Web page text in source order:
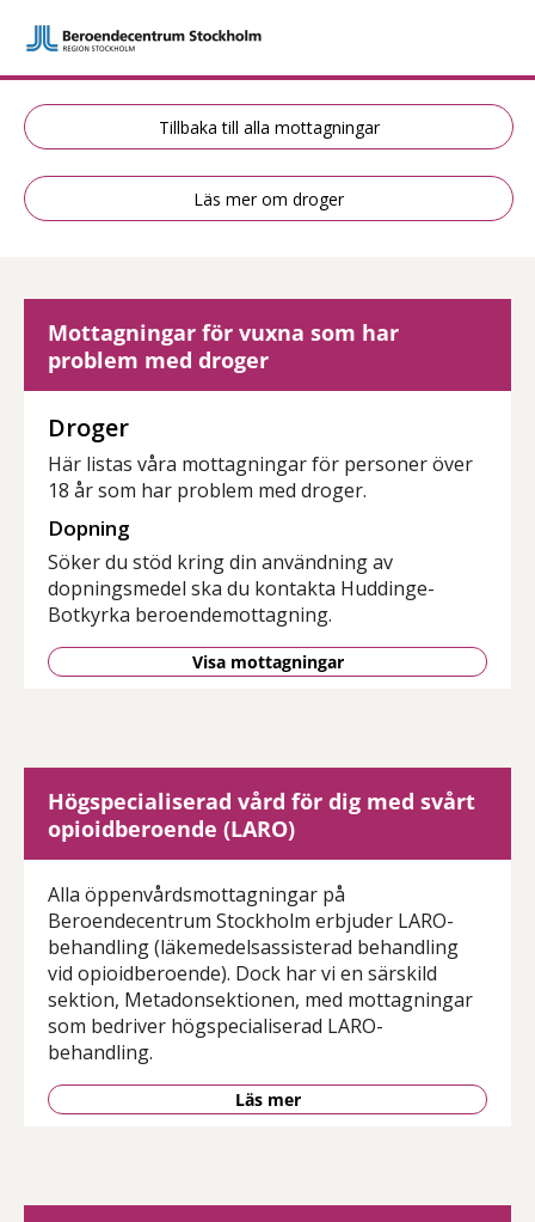
Tillbaka till alla mottagningar
Läs mer om droger
Mottagningar för vuxna som har
problem med droger
Droger
Här listas våra mottagningar för personer över
18 år som har problem med droger.
Dopning
Söker du stöd kring din användning av
dopningsmedel ska du kontakta Huddinge-
Botkyrka beroendemottagning.
Visa mottagningar
Högspecialiserad vård för dig med svårt
opioidberoende (LARO)
Alla öppenvårdsmottagningar på
Beroendecentrum Stockholm erbjuder LARO-
behandling (läkemedelsassisterad behandling
vid opioidberoende). Dock har vi en särskild
sektion, Metadonsektionen, med mottagningar
som bedriver högspecialiserad LARO-
behandling.
Läs mer